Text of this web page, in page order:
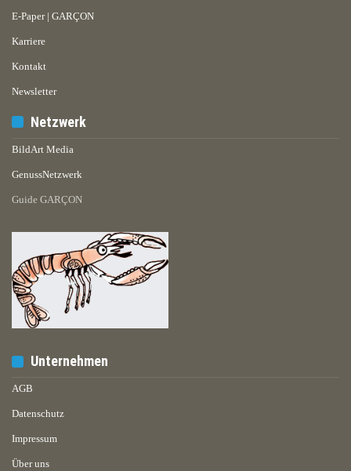
E-Paper | GARÇON
Karriere
Kontakt
Newsletter
Netzwerk
BildArt Media
GenussNetzwerk
Guide GARÇON
Unternehmen
AGB
Datenschutz
Impressum
Über uns